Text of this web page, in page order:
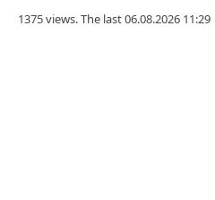
1375 views. The last 06.08.2026 11:29